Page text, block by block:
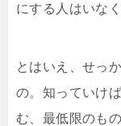
にする人はいな
とはいえ、せっ
の。知っていけ
む、最低限のも